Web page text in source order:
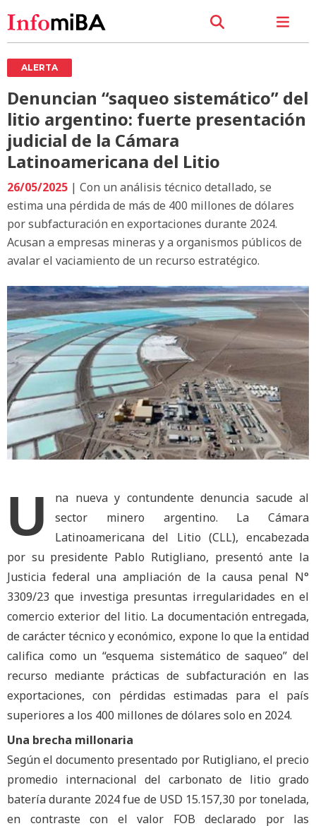
ALERTA
Denuncian “saqueo sistemático” del
litio argentino: fuerte presentación
judicial de la Cámara
Latinoamericana del Litio
26/05/2025 | Con un análisis técnico detallado, se
estima una pérdida de más de 400 millones de dólares
por subfacturación en exportaciones durante 2024.
Acusan a empresas mineras y a organismos públicos de
avalar el vaciamiento de un recurso estratégico.
U
na nueva y contundente denuncia sacude al
sector minero argentino. La Cámara
Latinoamericana del Litio (CLL), encabezada
por su presidente Pablo Rutigliano, presentó ante la
Justicia federal una ampliación de la causa penal N°
3309/23 que investiga presuntas irregularidades en el
comercio exterior del litio. La documentación entregada,
de carácter técnico y económico, expone lo que la entidad
califica como un “esquema sistemático de saqueo” del
recurso mediante prácticas de subfacturación en las
exportaciones, con pérdidas estimadas para el país
superiores a los 400 millones de dólares solo en 2024.
Una brecha millonaria
Según el documento presentado por Rutigliano, el precio
promedio internacional del carbonato de litio grado
batería durante 2024 fue de USD 15.157,30 por tonelada,
en contraste con el valor FOB declarado por las